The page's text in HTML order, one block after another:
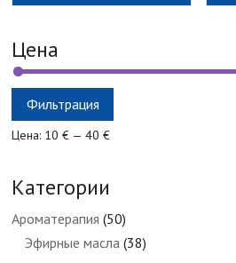
Цена
Минимальная
цена
Максимальная
цена
Фильтрация
Цена: 10 € —40 €
Категории
Ароматерапия (50)
Эфирные масла (38)